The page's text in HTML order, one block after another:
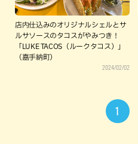
店内仕込みのオリジナルシェルとサ
ルサソースのタコスがやみつき！
「LUKE TACOS（ルークタコス）」
（嘉手納町）
2024/02/02
1